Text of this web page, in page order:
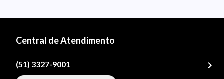
Central de Atendimento
(51) 3327-9001